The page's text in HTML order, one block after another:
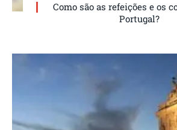
Como são as refeições e os
Portugal?